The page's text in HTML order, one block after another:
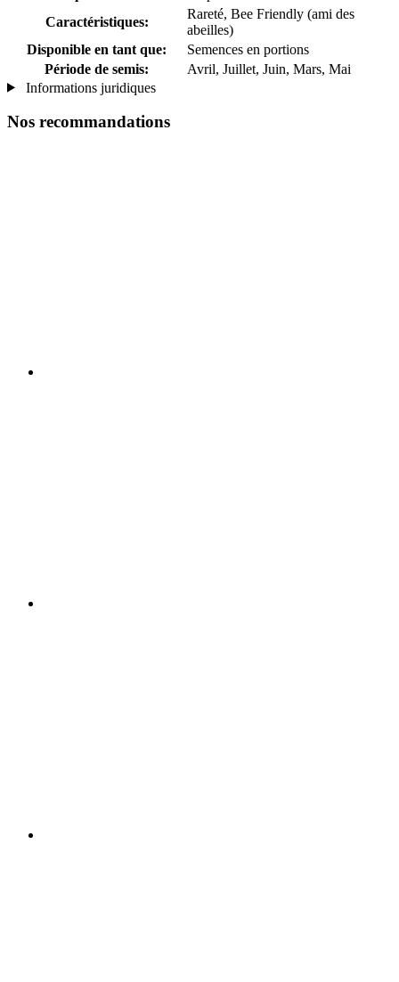
Caractéristiques:
Rareté, Bee Friendly (ami des
abeilles)
Disponible en tant que:
Semences en portions
Période de semis:
Avril, Juillet, Juin, Mars, Mai
Informations juridiques
Nos recommandations